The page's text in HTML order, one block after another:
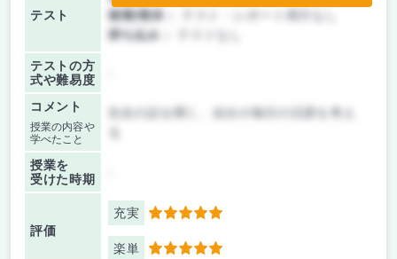
テスト
後期/期末：
持ち込み：
テストの方
式や難易度
コメント
授業の内容や
学べたこと
先生の話を聞く、自分の毎日の日課を考え
授業を
受けた時期
評価
充実 5
楽単 5